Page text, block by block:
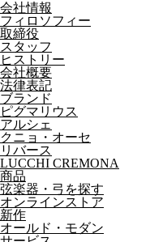
会社情報
フィロソフィー
取締役
スタッフ
ヒストリー
会社概要
法律表記
ブランド
ピグマリウス
アルシェ
クニョ・オーセ
リバース
LUCCHI CREMONA
商品
弦楽器・弓を探す
オンラインストア
新作
オールド・モダン